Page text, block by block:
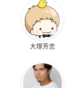
大塚芳忠